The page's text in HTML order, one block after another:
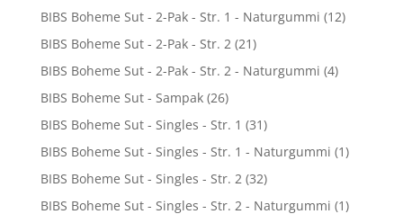
BIBS Boheme Sut - 2-Pak - Str. 1 - Naturgummi (12)
BIBS Boheme Sut - 2-Pak - Str. 2 (21)
BIBS Boheme Sut - 2-Pak - Str. 2 - Naturgummi (4)
BIBS Boheme Sut - Sampak (26)
BIBS Boheme Sut - Singles - Str. 1 (31)
BIBS Boheme Sut - Singles - Str. 1 - Naturgummi (1)
BIBS Boheme Sut - Singles - Str. 2 (32)
BIBS Boheme Sut - Singles - Str. 2 - Naturgummi (1)